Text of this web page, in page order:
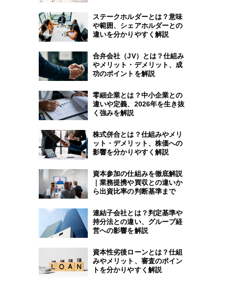
ステークホルダーとは？意味
や範囲、シェアホルダーとの
違いを分かりやすく解説
合弁会社（JV）とは？仕組み
やメリット・デメリット、成
功のポイントを解説
零細企業とは？中小企業との
違いや定義、2026年を生き抜
く強みを解説
株式併合とは？仕組みやメリ
ット・デメリット、株価への
影響を分かりやすく解説
資本参加の仕組みを徹底解説
｜業務提携や買収との違いか
ら出資比率の判断基準まで
連結子会社とは？判定基準や
持分法との違い、グループ経
営への影響を解説
資本性劣後ローンとは？仕組
みやメリット、審査のポイン
トを分かりやすく解説